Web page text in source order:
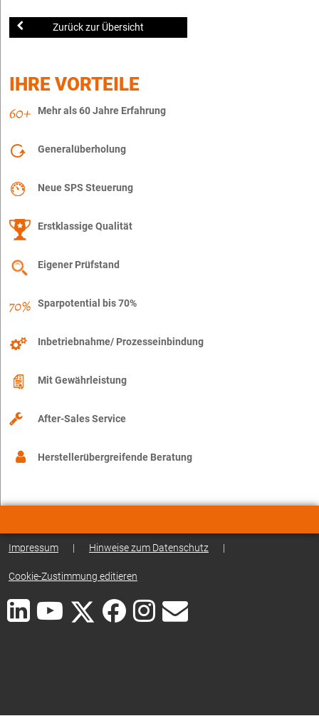
Zurück zur Übersicht
IHRE VORTEILE
Mehr als 60 Jahre Erfahrung
Generalüberholung
Neue SPS Steuerung
Erstklassige Qualität
Eigener Prüfstand
Sparpotential bis 70%
Inbetriebnahme/ Prozesseinbindung
Mit Gewährleistung
After-Sales Service
Herstellerübergreifende Beratung
Impressum | Hinweise zum Datenschutz |
Cookie-Zustimmung editieren